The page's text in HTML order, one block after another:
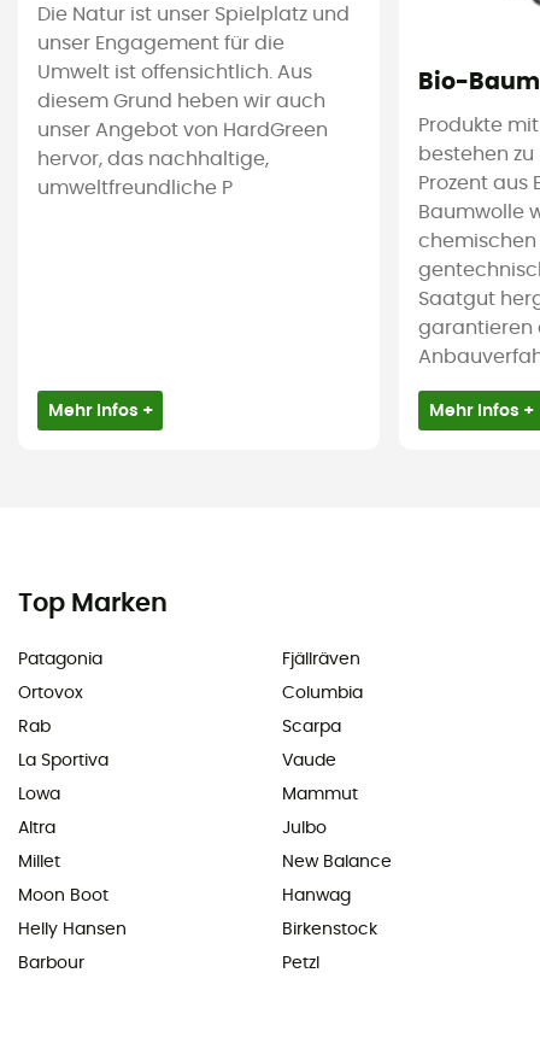
Die Natur ist unser Spielplatz und
unser Engagement für die
Umwelt ist offensichtlich. Aus
diesem Grund heben wir auch
unser Angebot von HardGreen
hervor, das nachhaltige,
umweltfreundliche P
Mehr Infos +
Bio-
Produkte
bestehen
Prozent aus
Baumwolle
chemischen
Saatgut
garantieren
Mehr Infos +
Top Marken
Patagonia
Ortovox
Rab
La Sportiva
Lowa
Altra
Millet
Moon Boot
Helly Hansen
Barbour
Fjällräven
Columbia
Scarpa
Vaude
Mammut
Julbo
New Balance
Hanwag
Birkenstock
Petzl